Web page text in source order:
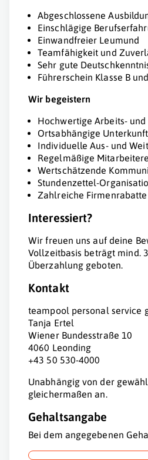
Abgeschlossene
Einschlägige
Einwandfreier Leumund
Teamfähigkeit und
Sehr gute
Führerschein Klasse B
Wir begeistern
Hochwertige Arbeits-
Ortsabhängige
Individuelle Aus- und
Regelmäßige
Wertschätzende
Stundenzettel-
Zahlreiche
Interessiert?
Wir freuen uns auf deine
Vollzeitbasis beträgt mind.
Überzahlung geboten.
Kontakt
teampool personal service
Tanja Ertel
Wiener Bundesstraße 10
4060 Leonding
+43 50 530-4000
Unabhängig von der
gleichermaßen an.
Gehaltsangabe
Bei dem angegebenen